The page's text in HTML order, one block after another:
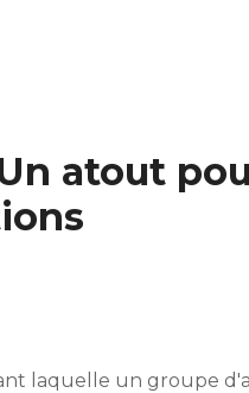
atout
laquelle un groupe